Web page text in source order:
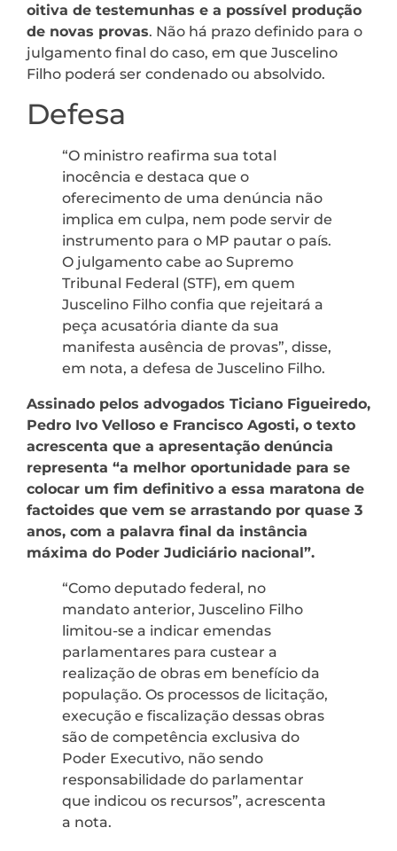
oitiva de testemunhas e a possível produção
de novas provas. Não há prazo definido para o
julgamento final do caso, em que Juscelino
Filho poderá ser condenado ou absolvido.
Defesa
“O ministro reafirma sua total
inocência e destaca que o
oferecimento de uma denúncia não
implica em culpa, nem pode servir de
instrumento para o MP pautar o país.
O julgamento cabe ao Supremo
Tribunal Federal (STF), em quem
Juscelino Filho confia que rejeitará a
peça acusatória diante da sua
manifesta ausência de provas”, disse,
em nota, a defesa de Juscelino Filho.
Assinado pelos advogados Ticiano Figueiredo,
Pedro Ivo Velloso e Francisco Agosti, o texto
acrescenta que a apresentação denúncia
representa “a melhor oportunidade para se
colocar um fim definitivo a essa maratona de
factoides que vem se arrastando por quase 3
anos, com a palavra final da instância
máxima do Poder Judiciário nacional”.
“Como deputado federal, no
mandato anterior, Juscelino Filho
limitou-se a indicar emendas
parlamentares para custear a
realização de obras em benefício da
população. Os processos de licitação,
execução e fiscalização dessas obras
são de competência exclusiva do
Poder Executivo, não sendo
responsabilidade do parlamentar
que indicou os recursos”, acrescenta
a nota.